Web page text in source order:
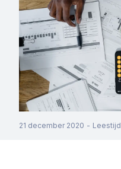
21 december 2020 - Leestijd